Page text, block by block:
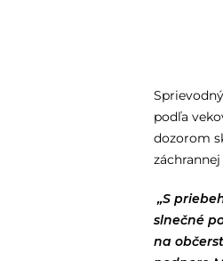
podľa
dozorom
záchrannej
„S
slnečné
na